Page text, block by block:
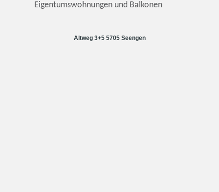
Eigentumswohnungen und Balkonen
Altweg 3+5 5705 Seengen